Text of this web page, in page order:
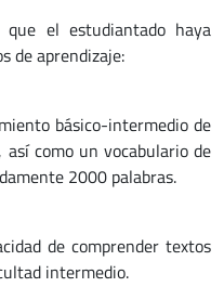
el estudiantado haya
de aprendizaje:
básico-intermedio de
como un vocabulario de
2000 palabras.
de comprender textos
intermedio.